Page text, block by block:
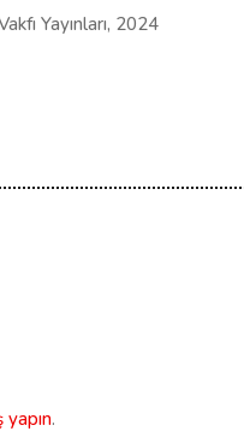
Yayınları, 2024
yapın.